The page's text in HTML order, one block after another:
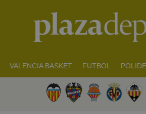
VALENCIA BASKET FUTBOL